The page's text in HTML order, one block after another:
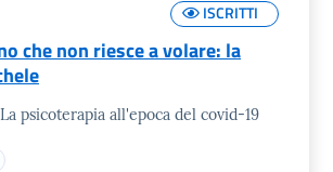
ISCRITTI
che non riesce a volare: la
psicoterapia all'epoca del covid-19